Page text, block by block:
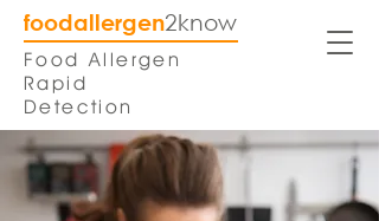
foodallergen2know
Food Allergen
Rapid
Detection